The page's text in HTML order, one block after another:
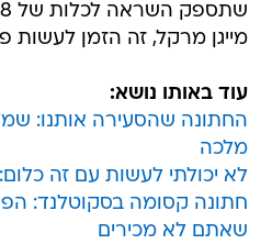
מייגן מרקל, זה הזמן לעשות
עוד באותו נושא:
החתונה שהסעירה אותנו:
מלכה
לא יכולתי לעשות עם זה
חתונה קסומה בסקוטלנד:
שאתם לא מכירים